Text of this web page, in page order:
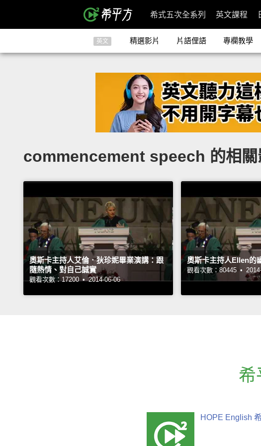
希式五次全系列 英文課程
英文 精選影片 片語俚語 專欄教學
commencement speech 的相關
奧斯卡主持人艾倫．狄珍妮畢業演講：跟
隨熱情、對自己誠實
觀看次數：17200 • 2014-06-06
奧斯卡主持人Ellen的
觀看次數：80445 •
希
HOPE English